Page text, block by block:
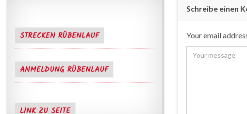
STRECKEN RÜBENLAUF
ANMELDUNG RÜBENLAUF
LINK ZU SEITE
Schreibe einen
Your email